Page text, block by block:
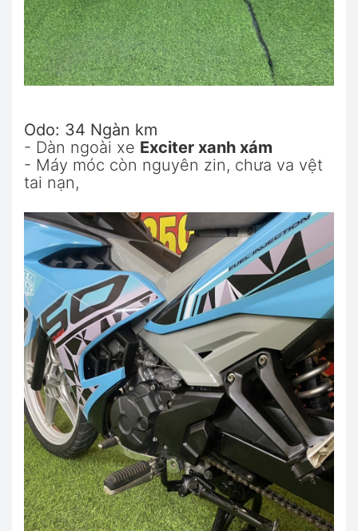
Odo: 34 Ngàn km
- Dàn ngoài xe Exciter xanh xám
- Máy móc còn nguyên zin, chưa va vệt
tai nạn,